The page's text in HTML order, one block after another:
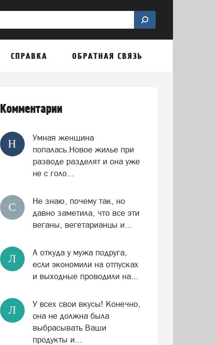
СПРАВКА ОБРАТНАЯ СВЯЗЬ
Комментарии
Н
Умная женщина
попалась.Новое жилье при
разводе разделят и она уже
не с голо...
С
Не знаю, почему так, но
давно заметила, что все эти
веганы, вегетарианцы и...
Л
А откуда у мужа подруга,
если экономили на отпусках
и выходные проводили на...
Л
У всех свои вкусы! Конечно,
она не должна была
выбрасывать Ваши
продукты и...